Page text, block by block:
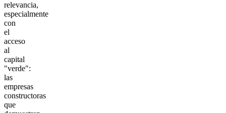
relevancia,
especialmente
con
el
acceso
al
capital
"verde":
las
empresas
constructoras
que